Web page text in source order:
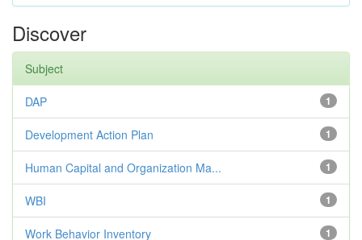
Discover
Subject
1
DAP
1
Development Action Plan
1
Human Capital and Organization Ma...
1
WBI
1
Work Behavior Inventory